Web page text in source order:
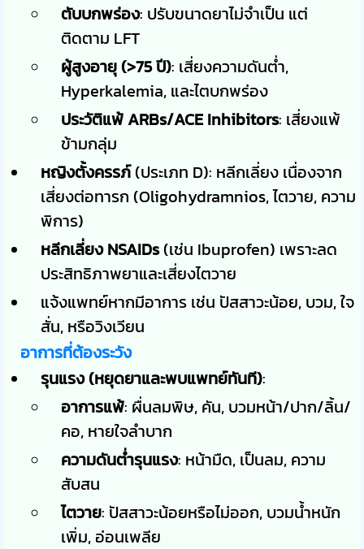
ตับบกพร่อง: ปรับขนาดยาไม่จำเป็น แต่
ติดตาม LFT
ผู้สูงอายุ (>75 ปี): เสี่ยงความดันต่ำ,
Hyperkalemia, และไตบกพร่อง
ประวัติแพ้ ARBs/ACE Inhibitors: เสี่ยงแพ้
ข้ามกลุ่ม
หญิงตั้งครรภ์(ประเภท D): หลีกเลี่ยง เนื่องจาก
เสี่ยงต่อทารก (Oligohydramnios, ไตวาย, ความ
พิการ)
หลีกเลี่ยง NSAIDs(เช่น Ibuprofen) เพราะลด
ประสิทธิภาพยาและเสี่ยงไตวาย
แจ้งแพทย์หากมีอาการ เช่น ปัสสาวะน้อย, บวม, ใจ
สั่น, หรือวิงเวียน
อาการที่ต้องระวัง
รุนแรง (หยุดยาและพบแพทย์ทันที):
อาการแพ้: ผื่นลมพิษ, คัน, บวมหน้า/ปาก/ลิ้น/
คอ, หายใจลำบาก
ความดันต่ำรุนแรง: หน้ามืด, เป็นลม, ความ
สับสน
ไตวาย: ปัสสาวะน้อยหรือไม่ออก, บวมน้ำหนัก
เพิ่ม, อ่อนเพลีย